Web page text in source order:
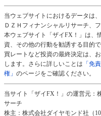
当ウェブサイトにおけるデータは
ＤＺＨフィナンシャルリサーチ、
本ウェブサイト「ザイFX！」は、
資、その他の行動を勧誘する目的
買レートなど投資の最終決定は、
します。さらに詳しいことは 「免
権」 のページをご確認ください。
当サイト「ザイFX！」の運営元：
サーチ
株主：株式会社ダイヤモンド社（